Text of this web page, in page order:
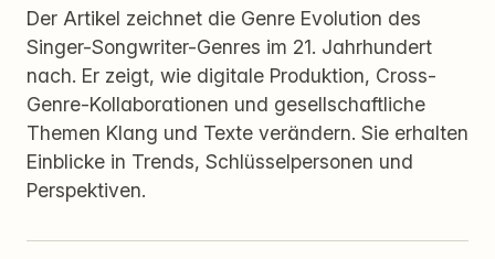
Der Artikel zeichnet die Genre Evolution des
Singer-Songwriter-Genres im 21. Jahrhundert
nach. Er zeigt, wie digitale Produktion, Cross-
Genre-Kollaborationen und gesellschaftliche
Themen Klang und Texte verändern. Sie erhalten
Einblicke in Trends, Schlüsselpersonen und
Perspektiven.